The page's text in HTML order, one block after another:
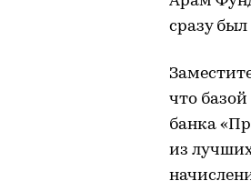
сразу был
что
банка
из